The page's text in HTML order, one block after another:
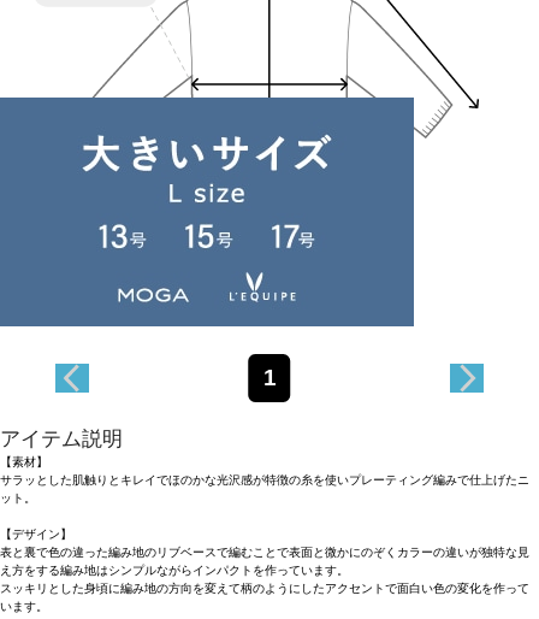
1
アイテム説明
【素材】
サラッとした肌触りとキレイでほのかな光沢感が特徴の糸を使いプレーティング編みで仕上げたニ
ット。
【デザイン】
表と裏で色の違った編み地のリブベースで編むことで表面と微かにのぞくカラーの違いが独特な見
え方をする編み地はシンプルながらインパクトを作っています。
スッキリとした身頃に編み地の方向を変えて柄のようにしたアクセントで面白い色の変化を作って
います。